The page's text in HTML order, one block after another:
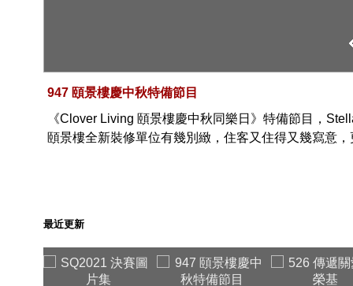
947 頤景樓慶中秋特備節目
《Clover Living 頤景樓慶中秋同樂日》特備節目，
頤景樓全新裝修單位有幾別緻，住客又住得又幾寫意
最近更新